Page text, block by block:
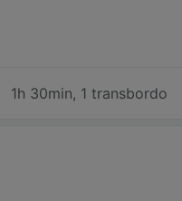
1h 30min, 1 transbordo